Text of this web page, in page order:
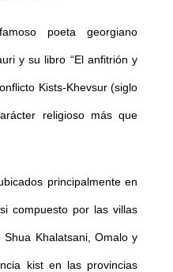
poeta georgiano
y su libro “El anfitrión y
Kists-Khevsur (siglo
religioso más que
principalmente en
compuesto por las villas
Khalatsani, Omalo y
kist en las provincias